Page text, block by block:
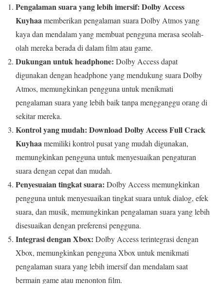
Pengalaman suara yang lebih imersif: Dolby Access
Kuyhaa memberikan pengalaman suara Dolby Atmos yang
kaya dan mendalam yang membuat pengguna merasa seolah-
olah mereka berada di dalam film atau game.
Dukungan untuk headphone: Dolby Access dapat
digunakan dengan headphone yang mendukung suara Dolby
Atmos, memungkinkan pengguna untuk menikmati
pengalaman suara yang lebih baik tanpa mengganggu orang di
sekitar mereka.
Kontrol yang mudah: Download Dolby Access Full Crack
Kuyhaa memiliki kontrol pusat yang mudah digunakan,
memungkinkan pengguna untuk menyesuaikan pengaturan
suara dengan cepat dan mudah.
Penyesuaian tingkat suara: Dolby Access memungkinkan
pengguna untuk menyesuaikan tingkat suara untuk dialog, efek
suara, dan musik, memungkinkan pengalaman suara yang lebih
disesuaikan dengan preferensi pengguna.
Integrasi dengan Xbox: Dolby Access terintegrasi dengan
Xbox, memungkinkan pengguna Xbox untuk menikmati
pengalaman suara yang lebih imersif dan mendalam saat
bermain game atau menonton film.